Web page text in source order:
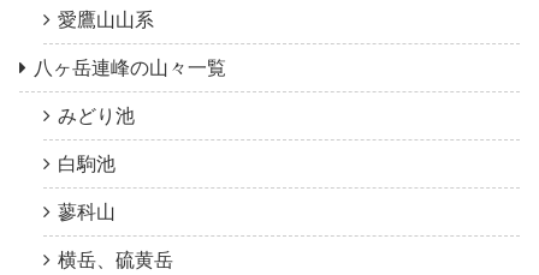
愛鷹山山系
八ヶ岳連峰の山々一覧
みどり池
白駒池
蓼科山
横岳、硫黄岳